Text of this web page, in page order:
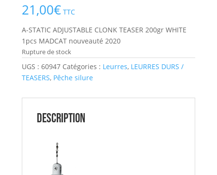
21,00€ TTC
A-STATIC ADJUSTABLE CLONK TEASER 200gr WHITE
1pcs MADCAT nouveauté 2020
Rupture de stock
UGS : 60947 Catégories : Leurres, LEURRES DURS /
TEASERS, Pêche silure
Description